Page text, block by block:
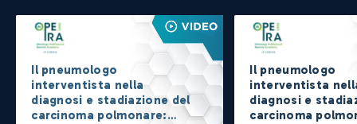
Il pneumologo
interventista nella
diagnosi e stadiazione del
carcinoma polmonare:
Il pneumologo
interventista
diagnosi e
carcinoma